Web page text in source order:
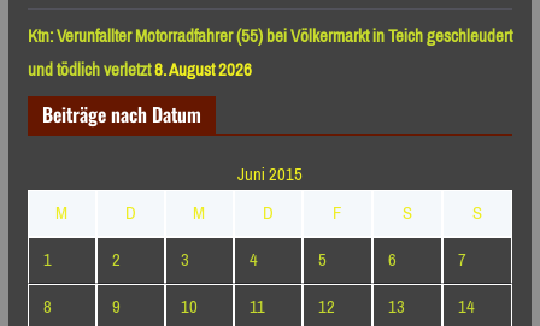
Ktn: Verunfallter Motorradfahrer (55) bei Völkermarkt in Teich geschleudert
und tödlich verletzt8. August 2026
Beiträge nach Datum
Juni 2015
M
D M D F S
S
1
2 3 4 5 6
7
8
9 10 11 12 13 14